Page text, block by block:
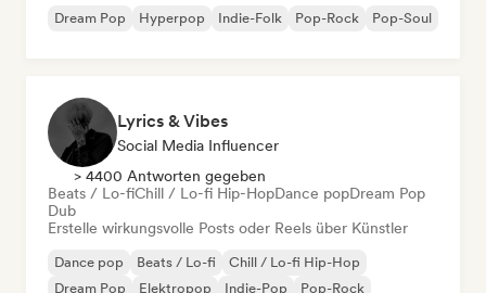
Dream Pop
Hyperpop Indie-Folk Pop-Rock Pop-Soul
Lyrics & Vibes
Social Media Influencer
> 4400 Antworten gegeben
Beats / Lo-fiChill / Lo-fi Hip-HopDance popDream Pop
Dub
Erstelle wirkungsvolle Posts oder Reels über Künstler
Dance pop Beats / Lo-fi
Chill / Lo-fi Hip-Hop
Dream Pop
Elektropop Indie-Pop Pop-Rock